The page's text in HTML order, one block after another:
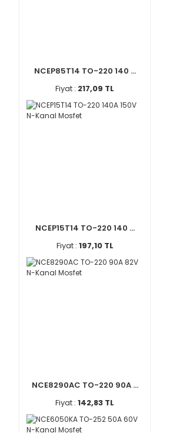
NCEP85T14 TO-220 140 ...
Fiyat : 217,09 TL
NCEP15T14 TO-220 140 ...
Fiyat : 197,10 TL
NCE8290AC TO-220 90A ...
Fiyat : 142,83 TL